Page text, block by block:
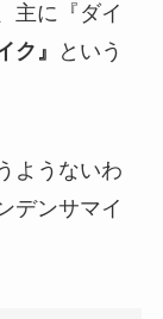
主に『ダイ
ク』
という
ようないわ
デンサマイ